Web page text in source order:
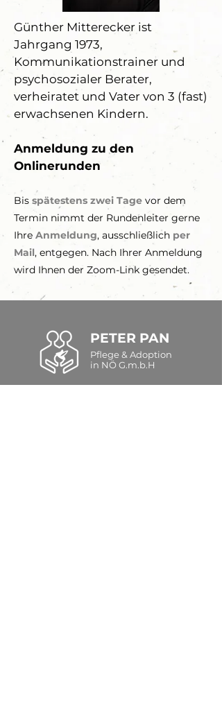
Günther Mitterecker ist
Jahrgang 1973,
Kommunikationstrainer und
psychosozialer Berater,
verheiratet und Vater von 3 (fast)
erwachsenen Kindern.
Anmeldung zu den
Onlinerunden
Bis spätestens zwei Tage vor dem
Termin nimmt der Rundenleiter gerne
Ihre Anmeldung, ausschließlich per
Mail, entgegen. Nach Ihrer Anmeldung
wird Ihnen der Zoom-Link gesendet.
PETER PAN
Pflege & Adoption
in NÖ G.m.b.H